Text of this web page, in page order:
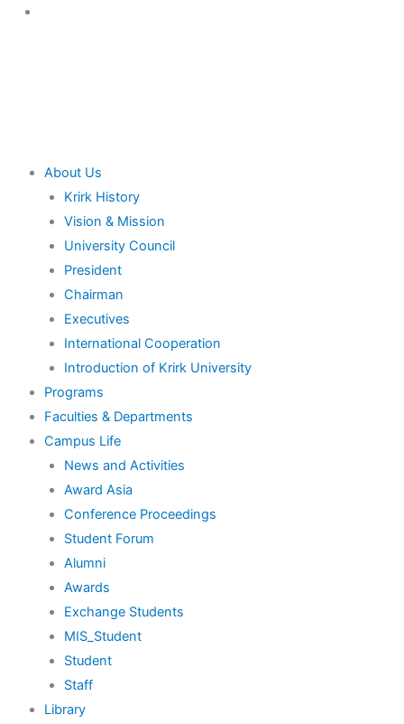
Main
About Us
Krirk History
Vision & Mission
University Council
President
Chairman
Executives
International Cooperation
Introduction of Krirk University
Programs
Faculties & Departments
Campus Life
News and Activities
Award Asia
Conference Proceedings
Student Forum
Alumni
Awards
Exchange Students
MIS_Student
Student
Staff
Library